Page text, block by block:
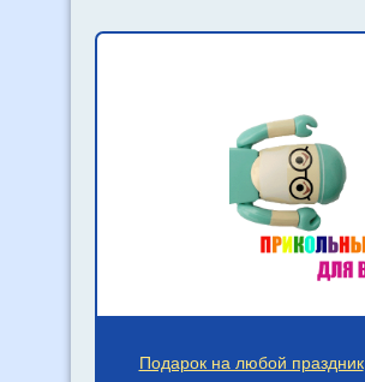
Подарок на любой праздник